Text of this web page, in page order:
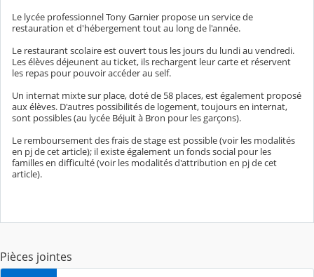
Le lycée professionnel Tony Garnier propose un service de
restauration et d'hébergement tout au long de l'année.
Le restaurant scolaire est ouvert tous les jours du lundi au vendredi.
Les élèves déjeunent au ticket, ils rechargent leur carte et réservent
les repas pour pouvoir accéder au self.
Un internat mixte sur place, doté de 58 places, est également proposé
aux élèves. D'autres possibilités de logement, toujours en internat,
sont possibles (au lycée Béjuit à Bron pour les garçons).
Le remboursement des frais de stage est possible (voir les modalités
en pj de cet article); il existe également un fonds social pour les
familles en difficulté (voir les modalités d'attribution en pj de cet
article).
Pièces jointes